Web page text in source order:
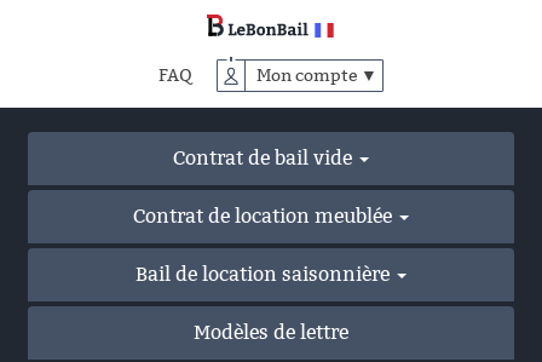
FAQ Mon compte ▼
Contrat de bail vide
Contrat de location meublée
Bail de location saisonnière
Modèles de lettre